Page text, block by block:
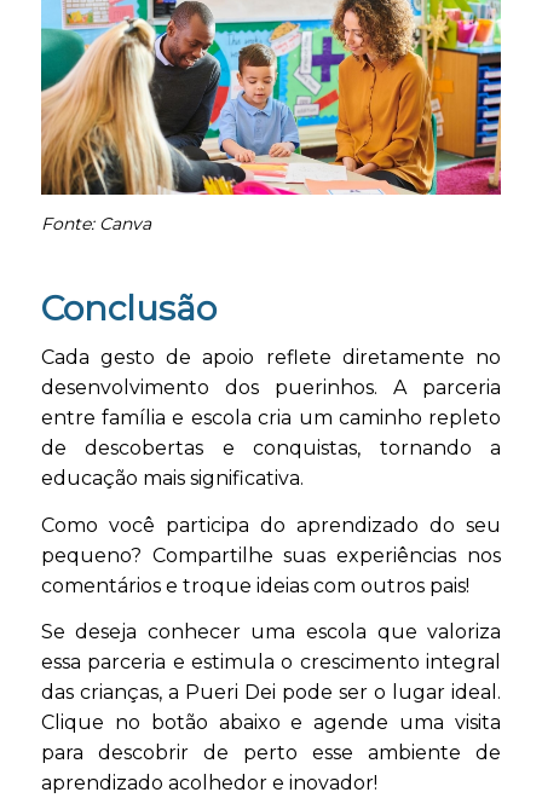
Fonte: Canva
Conclusão
Cada gesto de apoio reflete diretamente no
desenvolvimento dos puerinhos. A parceria
entre família e escola cria um caminho repleto
de descobertas e conquistas, tornando a
educação mais significativa.
Como você participa do aprendizado do seu
pequeno? Compartilhe suas experiências nos
comentários e troque ideias com outros pais!
Se deseja conhecer uma escola que valoriza
essa parceria e estimula o crescimento integral
das crianças, a Pueri Dei pode ser o lugar ideal.
Clique no botão abaixo e agende uma visita
para descobrir de perto esse ambiente de
aprendizado acolhedor e inovador!